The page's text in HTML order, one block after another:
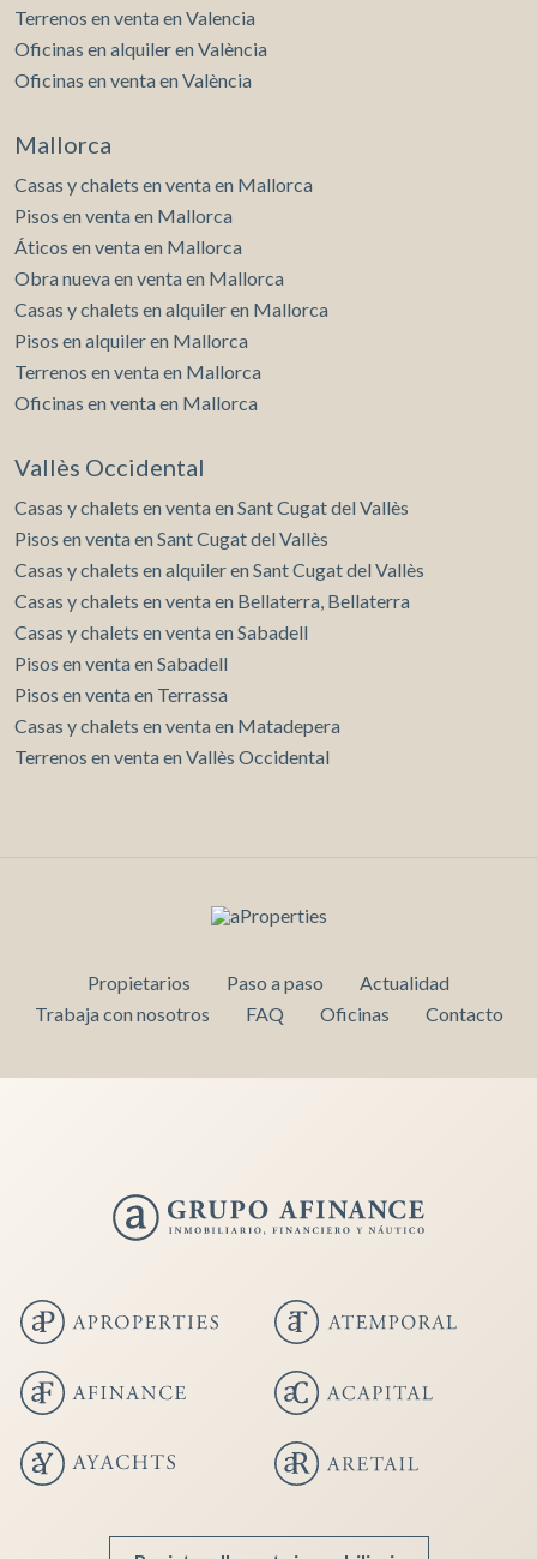
Terrenos en venta en Valencia
Oficinas en alquiler en València
Oficinas en venta en València
Mallorca
Casas y chalets en venta en Mallorca
Pisos en venta en Mallorca
Áticos en venta en Mallorca
Obra nueva en venta en Mallorca
Casas y chalets en alquiler en Mallorca
Pisos en alquiler en Mallorca
Terrenos en venta en Mallorca
Oficinas en venta en Mallorca
Vallès Occidental
Casas y chalets en venta en Sant Cugat del Vallès
Pisos en venta en Sant Cugat del Vallès
Casas y chalets en alquiler en Sant Cugat del Vallès
Casas y chalets en venta en Bellaterra, Bellaterra
Casas y chalets en venta en Sabadell
Pisos en venta en Sabadell
Pisos en venta en Terrassa
Casas y chalets en venta en Matadepera
Terrenos en venta en Vallès Occidental
Propietarios Paso a paso
Actualidad
Trabaja con nosotros
FAQ Oficinas Contacto